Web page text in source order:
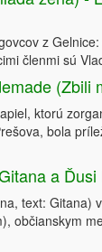
z
členmi sú
(Zbili
ktorú
bola
a Ďusi
text: Gitana)
občianskym